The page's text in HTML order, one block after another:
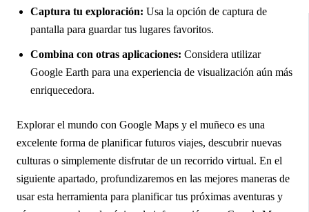
Captura tu exploración: Usa la opción de captura de
pantalla para guardar tus lugares favoritos.
Combina con otras aplicaciones: Considera utilizar
Google Earth para una experiencia de visualización aún más
enriquecedora.
Explorar el mundo con Google Maps y el muñeco es una
excelente forma de planificar futuros viajes, descubrir nuevas
culturas o simplemente disfrutar de un recorrido virtual. En el
siguiente apartado, profundizaremos en las mejores maneras de
usar esta herramienta para planificar tus próximas aventuras y